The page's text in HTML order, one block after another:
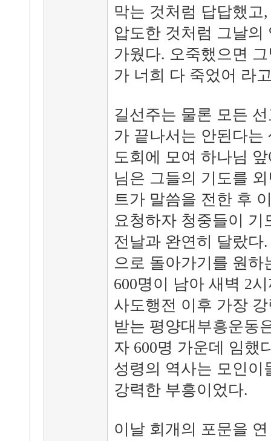
막는 것처럼 답답했고
압도한 것처럼 그날의
가웠다. 오죽했으면
가 너희 다 죽었어 라
길선주는 물론 모든
가 끝나서는 안된다는
도회에 모여 하나님
님은 그들의 기도를
트가 말씀을 전한 후
요청하자 청중들이 기
전날과 완연히 달랐다
으로 돌아가기를 원하
600명이 남아 새벽 2
사도행전 이후 가장
받는 평양대부흥운동
자 600명 가운데 임했
성령의 역사는 모인이
강력한 부흥이었다.
이날 회개의 포문을